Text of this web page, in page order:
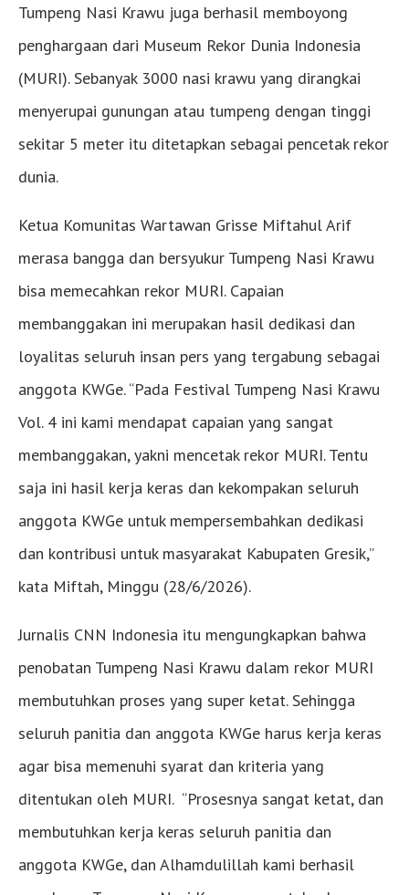
Tumpeng Nasi Krawu juga berhasil memboyong
penghargaan dari Museum Rekor Dunia Indonesia
(MURI). Sebanyak 3000 nasi krawu yang dirangkai
menyerupai gunungan atau tumpeng dengan tinggi
sekitar 5 meter itu ditetapkan sebagai pencetak rekor
dunia.
Ketua Komunitas Wartawan Grisse Miftahul Arif
merasa bangga dan bersyukur Tumpeng Nasi Krawu
bisa memecahkan rekor MURI. Capaian
membanggakan ini merupakan hasil dedikasi dan
loyalitas seluruh insan pers yang tergabung sebagai
anggota KWGe. “Pada Festival Tumpeng Nasi Krawu
Vol. 4 ini kami mendapat capaian yang sangat
membanggakan, yakni mencetak rekor MURI. Tentu
saja ini hasil kerja keras dan kekompakan seluruh
anggota KWGe untuk mempersembahkan dedikasi
dan kontribusi untuk masyarakat Kabupaten Gresik,”
kata Miftah, Minggu (28/6/2026).
Jurnalis CNN Indonesia itu mengungkapkan bahwa
penobatan Tumpeng Nasi Krawu dalam rekor MURI
membutuhkan proses yang super ketat. Sehingga
seluruh panitia dan anggota KWGe harus kerja keras
agar bisa memenuhi syarat dan kriteria yang
ditentukan oleh MURI. “Prosesnya sangat ketat, dan
membutuhkan kerja keras seluruh panitia dan
anggota KWGe, dan Alhamdulillah kami berhasil